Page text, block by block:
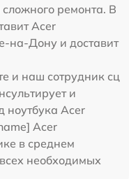
ремонта. В
Acer
на-Дону и доставит
и наш сотрудник сц
и
ноутбука Acer
Acer
в среднем
необходимых